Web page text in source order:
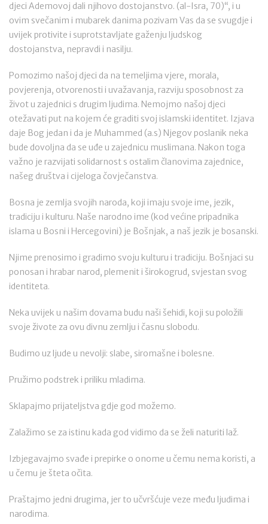
djeci Ademovoj dali njihovo dostojanstvo. (al-Isra, 70)“, i u
ovim svečanim i mubarek danima pozivam Vas da se svugdje i
uvijek protivite i suprotstavljate gaženju ljudskog
dostojanstva, nepravdi i nasilju.
Pomozimo našoj djeci da na temeljima vjere, morala,
povjerenja, otvorenosti i uvažavanja, razviju sposobnost za
život u zajednici s drugim ljudima. Nemojmo našoj djeci
otežavati put na kojem će graditi svoj islamski identitet. Izjava
daje Bog jedan i da je Muhammed (a.s) Njegov poslanik neka
bude dovoljna da se uđe u zajednicu muslimana. Nakon toga
važno je razvijati solidarnost s ostalim članovima zajednice,
našeg društva i cijeloga čovječanstva.
Bosna je zemlja svojih naroda, koji imaju svoje ime, jezik,
tradiciju i kulturu. Naše narodno ime (kod većine pripadnika
islama u Bosni i Hercegovini) je Bošnjak, a naš jezik je bosanski.
Njime prenosimo i gradimo svoju kulturu i tradiciju. Bošnjaci su
ponosan i hrabar narod, plemenit i širokogrud, svjestan svog
identiteta.
Neka uvijek u našim dovama budu naši šehidi, koji su položili
svoje živote za ovu divnu zemlju i časnu slobodu.
Budimo uz ljude u nevolji: slabe, siromašne i bolesne.
Pružimo podstrek i priliku mladima.
Sklapajmo prijateljstva gdje god možemo.
Zalažimo se za istinu kada god vidimo da se želi naturiti laž.
Izbjegavajmo svađe i prepirke o onome u čemu nema koristi, a
u čemu je šteta očita.
Praštajmo jedni drugima, jer to učvršćuje veze među ljudima i
narodima.